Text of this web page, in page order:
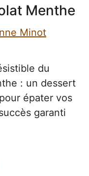
Menthe
Minot
du
: un dessert
épater vos
garanti